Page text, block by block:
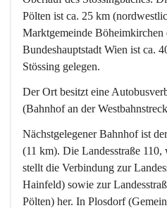
Pölten ist ca. 25 km
Marktgemeinde Böheimkirchen
Bundeshauptstadt Wien ist ca.
Stössing gelegen.
Der Ort besitzt eine
(Bahnhof an der
Nächstgelegener Bahnhof ist
(11 km). Die Landesstraße
stellt die Verbindung zur
Hainfeld) sowie zur
Pölten) her. In Plosdorf